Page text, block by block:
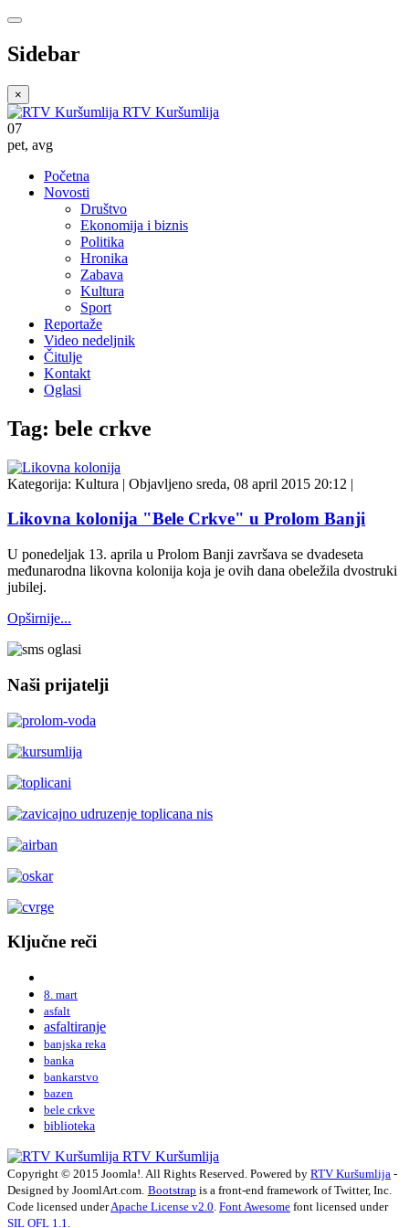
Sidebar
×
RTV Kuršumlija
07
pet, avg
Početna
Novosti
Društvo
Ekonomija i biznis
Politika
Hronika
Zabava
Kultura
Sport
Reportaže
Video nedeljnik
Čitulje
Kontakt
Oglasi
Tag: bele crkve
Kategorija: Kultura | Objavljeno sreda, 08 april 2015 20:12 |
Likovna kolonija "Bele Crkve" u Prolom Banji
U ponedeljak 13. aprila u Prolom Banji završava se dvadeseta
međunarodna likovna kolonija koja je ovih dana obeležila dvostruki
jubilej.
Opširnije...
Naši prijatelji
Ključne reči
8. mart
asfalt
asfaltiranje
banjska reka
banka
bankarstvo
bazen
bele crkve
biblioteka
RTV Kuršumlija
Copyright © 2015 Joomla!. All Rights Reserved. Powered by RTV Kuršumlija -
Designed by JoomlArt.com. Bootstrap is a front-end framework of Twitter, Inc.
Code licensed underApache License v2.0 Font Awesome font licensed under
SIL OFL 1.1